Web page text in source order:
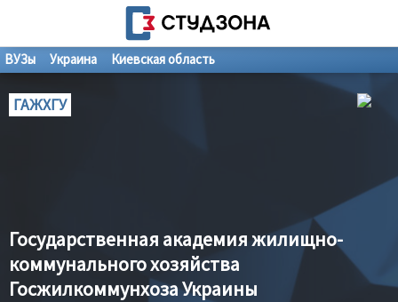
ВУЗы Украина Киевская область
ГАЖХГУ
Государственная академия жилищно-
коммунального хозяйства
Госжилкоммунхоза Украины